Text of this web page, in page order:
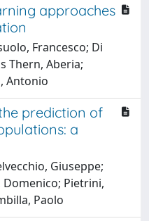
approaches
Francesco; Di
Thern, Aberia;
Antonio
prediction of
a
Giuseppe;
Pietrini,
Paolo